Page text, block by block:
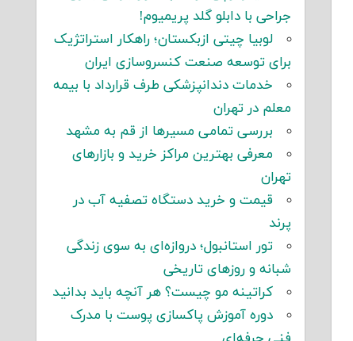
جراحی با دابلو گلد پریمیوم!
لوبیا چیتی ازبکستان؛ راهکار استراتژیک
برای توسعه صنعت کنسروسازی ایران
خدمات دندانپزشکی طرف قرارداد با بیمه
معلم در تهران
بررسی تمامی مسیرها از قم به مشهد
معرفی بهترین مراکز خرید و بازارهای
تهران
قیمت و خرید دستگاه تصفیه آب در
پرند
تور استانبول؛ دروازه‌ای به سوی زندگی
شبانه و روزهای تاریخی
کراتینه مو چیست؟ هر آنچه باید بدانید
دوره آموزش پاکسازی پوست با مدرک